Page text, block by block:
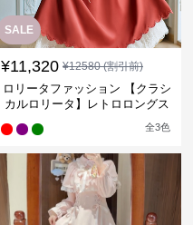
SALE
¥11,320 ¥12580(割引前)
ロリータファッション 【クラシ
カルロリータ】レトロロングス
全3色